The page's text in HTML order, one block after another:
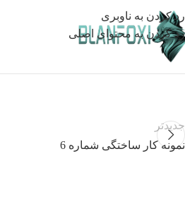
رد کردن به ناوبری
رد کردن به محتوای اصلی
جدیدتر
نمونه کار ساختگی شماره 6